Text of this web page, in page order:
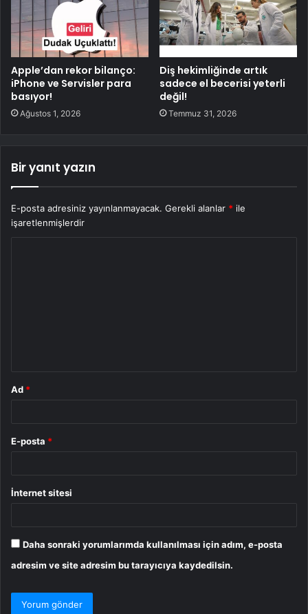
Apple’dan rekor bilanço:
iPhone ve Servisler para
basıyor!
Ağustos 1, 2026
Diş hekimliğinde artık
sadece el becerisi yeterli
değil!
Temmuz 31, 2026
Bir yanıt yazın
E-posta adresiniz yayınlanmayacak. Gerekli alanlar * ile
işaretlenmişlerdir
Ad *
E-posta *
İnternet sitesi
Daha sonraki yorumlarımda kullanılması için adım, e-posta
adresim ve site adresim bu tarayıcıya kaydedilsin.